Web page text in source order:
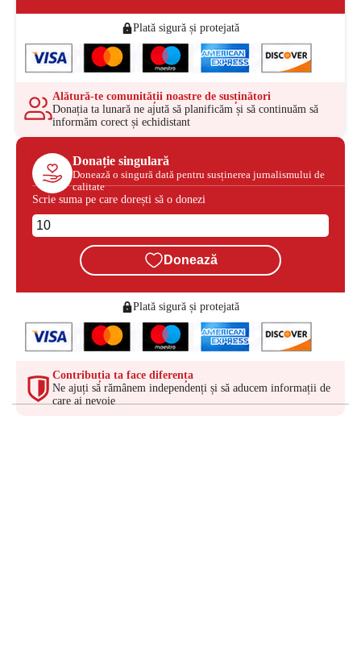
Plată sigură și protejată
Alătură-te comunității noastre de susținători
Donația ta lunară ne ajută să planificăm și să continuăm să
informăm corect și echidistant
Donație singulară
Donează o singură dată pentru susținerea jurnalismului de
calitate
Scrie suma pe care dorești să o donezi
Donează
Plată sigură și protejată
Contribuția ta face diferența
Ne ajuți să rămânem independenți și să aducem informații de
care ai nevoie